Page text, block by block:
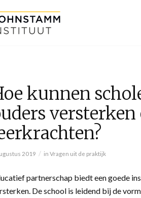
kunnen
2019 / inVragen uit de praktijk
partnerschap biedt een goede
De school is leidend bij de